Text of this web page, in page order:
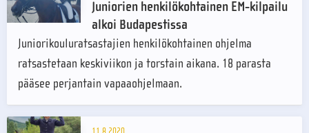
Juniorien henkilökohtainen EM-kilpailu
alkoi Budapestissa
Juniorikouluratsastajien henkilökohtainen ohjelma
ratsastetaan keskiviikon ja torstain aikana. 18 parasta
pääsee perjantain vapaaohjelmaan.